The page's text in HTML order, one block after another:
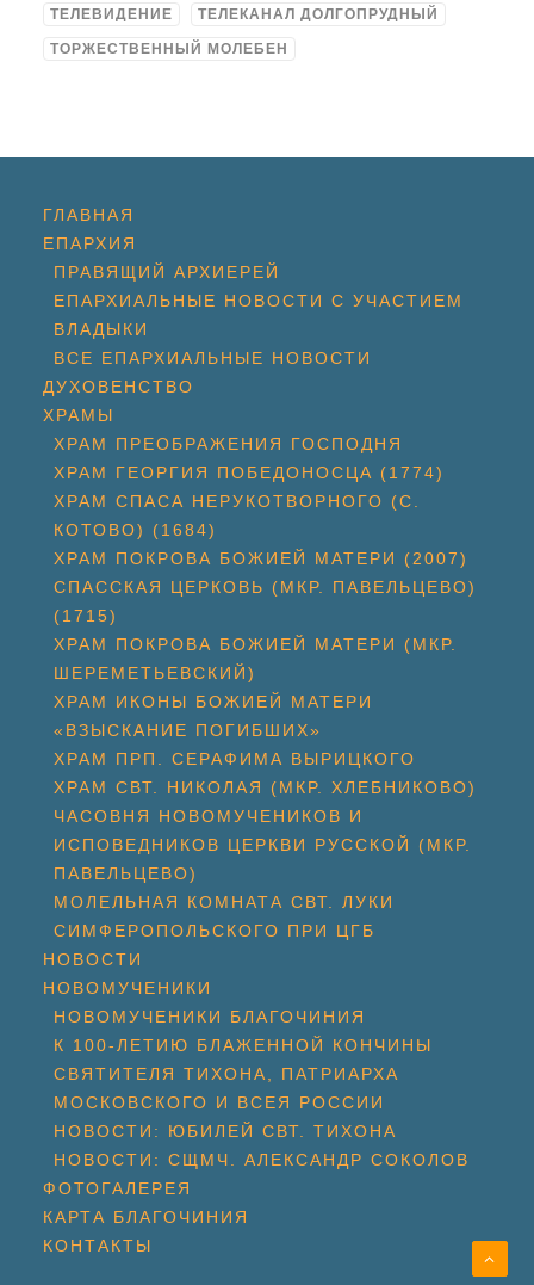
ТЕЛЕВИДЕНИЕ ТЕЛЕКАНАЛ ДОЛГОПРУДНЫЙ
ТОРЖЕСТВЕННЫЙ МОЛЕБЕН
ГЛАВНАЯ
ЕПАРХИЯ
ПРАВЯЩИЙ АРХИЕРЕЙ
ЕПАРХИАЛЬНЫЕ НОВОСТИ С УЧАСТИЕМ
ВЛАДЫКИ
ВСЕ ЕПАРХИАЛЬНЫЕ НОВОСТИ
ДУХОВЕНСТВО
ХРАМЫ
ХРАМ ПРЕОБРАЖЕНИЯ ГОСПОДНЯ
ХРАМ ГЕОРГИЯ ПОБЕДОНОСЦА (1774)
ХРАМ СПАСА НЕРУКОТВОРНОГО (С.
КОТОВО) (1684)
ХРАМ ПОКРОВА БОЖИЕЙ МАТЕРИ (2007)
СПАССКАЯ ЦЕРКОВЬ (МКР. ПАВЕЛЬЦЕВО)
(1715)
ХРАМ ПОКРОВА БОЖИЕЙ МАТЕРИ (МКР.
ШЕРЕМЕТЬЕВСКИЙ)
ХРАМ ИКОНЫ БОЖИЕЙ МАТЕРИ
«ВЗЫСКАНИЕ ПОГИБШИХ»
ХРАМ ПРП. СЕРАФИМА ВЫРИЦКОГО
ХРАМ СВТ. НИКОЛАЯ (МКР. ХЛЕБНИКОВО)
ЧАСОВНЯ НОВОМУЧЕНИКОВ И
ИСПОВЕДНИКОВ ЦЕРКВИ РУССКОЙ (МКР.
ПАВЕЛЬЦЕВО)
МОЛЕЛЬНАЯ КОМНАТА СВТ. ЛУКИ
СИМФЕРОПОЛЬСКОГО ПРИ ЦГБ
НОВОСТИ
НОВОМУЧЕНИКИ
НОВОМУЧЕНИКИ БЛАГОЧИНИЯ
К 100-ЛЕТИЮ БЛАЖЕННОЙ КОНЧИНЫ
СВЯТИТЕЛЯ ТИХОНА, ПАТРИАРХА
МОСКОВСКОГО И ВСЕЯ РОССИИ
НОВОСТИ: ЮБИЛЕЙ СВТ. ТИХОНА
НОВОСТИ: СЩМЧ. АЛЕКСАНДР СОКОЛОВ
ФОТОГАЛЕРЕЯ
КАРТА БЛАГОЧИНИЯ
КОНТАКТЫ